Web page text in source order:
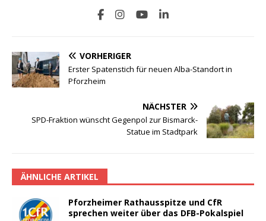
VORHERIGER
Erster Spatenstich für neuen Alba-Standort in
Pforzheim
NÄCHSTER
SPD-Fraktion wünscht Gegenpol zur Bismarck-
Statue im Stadtpark
ÄHNLICHE ARTIKEL
Pforzheimer Rathausspitze und CfR
sprechen weiter über das DFB-Pokalspiel